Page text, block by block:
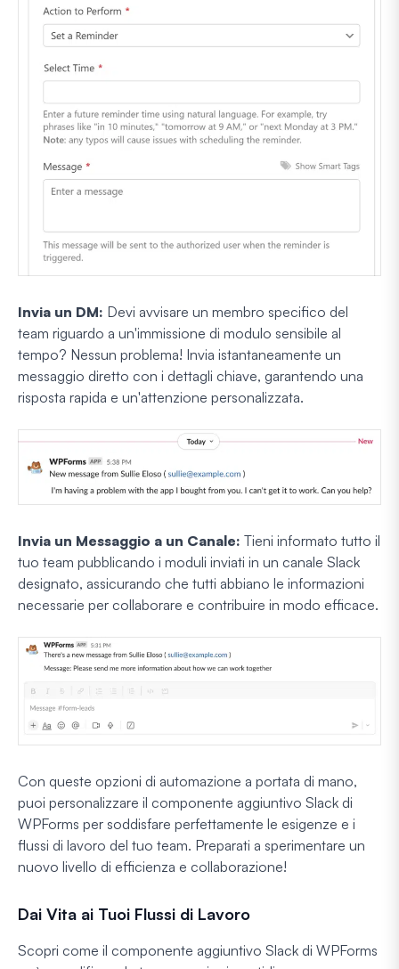
Invia un DM: Devi avvisare un membro specifico del
team riguardo a un'immissione di modulo sensibile al
tempo? Nessun problema! Invia istantaneamente un
messaggio diretto con i dettagli chiave, garantendo una
risposta rapida e un'attenzione personalizzata.
Invia un Messaggio a un Canale: Tieni informato tutto il
tuo team pubblicando i moduli inviati in un canale Slack
designato, assicurando che tutti abbiano le informazioni
necessarie per collaborare e contribuire in modo efficace.
Con queste opzioni di automazione a portata di mano,
puoi personalizzare il componente aggiuntivo Slack di
WPForms per soddisfare perfettamente le esigenze e i
flussi di lavoro del tuo team. Preparati a sperimentare un
nuovo livello di efficienza e collaborazione!
Dai Vita ai Tuoi Flussi di Lavoro
Scopri come il componente aggiuntivo Slack di WPForms